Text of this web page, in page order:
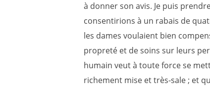
à donner son avis. Je puis
consentirions à un rabais de
les dames voulaient bien
propreté et de soins sur leurs
humain veut à toute force se
richement mise et très-sale ; et